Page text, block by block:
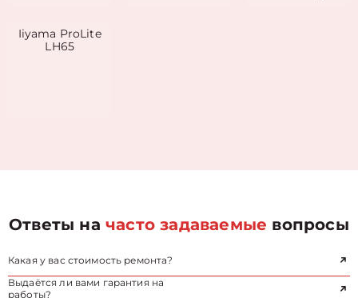
Iiyama ProLite
LH65
Ответы начасто задаваемые вопросы
Какая у вас стоимость ремонта?
Выдаётся ли вами гарантия на
работы?